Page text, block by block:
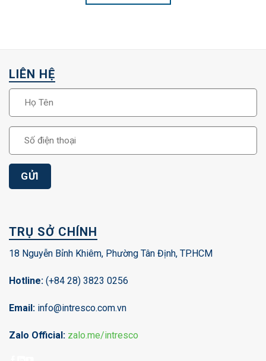
LIÊN HỆ
TRỤ SỞ CHÍNH
18 Nguyễn Bỉnh Khiêm, Phường Tân Định, TP.HCM
Hotline: (+84 28) 3823 0256
Email: info@intresco.com.vn
Zalo Official: zalo.me/intresco